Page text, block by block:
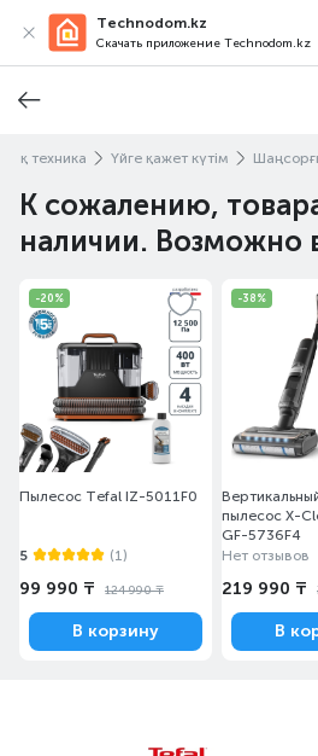
Technodom.kz
Скачать приложение Technodom.kz
техника Үйге қажет күтім
К сожалению,
наличии. Возможно
-20%
Пылесос Tefal IZ-5011F0
5 (1)
99 990 ₸ 124 990 ₸
В корзину
-38%
пылесос X-
GF-5736F4
Нет отзывов
219 990 ₸
В